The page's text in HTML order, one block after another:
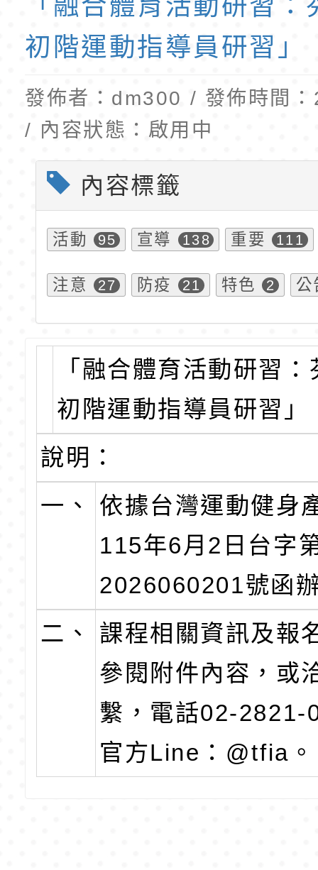
招錄取公告(尚有缺
「融合體育活動研習：
初階運動指導員研習」
發佈者：dm300 / 發佈時間
/ 內容狀態：啟用中
內容標籤
活動 95 宣導 138 重要 111
注意 27 防疫 21 特色 2 公
「融合體育活動研習
初階運動指導員研習」
說明：
一、
依據台灣運動健身
115年6月2日台字
2026060201號函
二、
課程相關資訊及報
參閱附件內容，或
繫，電話02-2821-
官方Line：@tfia。